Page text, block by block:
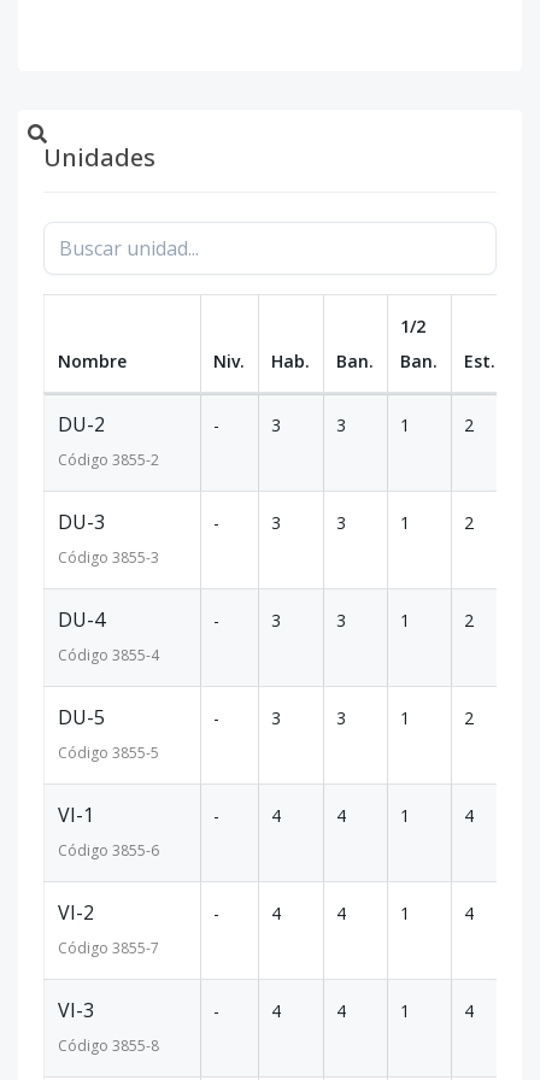
Unidades
Nombre Niv. Hab. Ban.
1/2
Ban.
Est.
DU-2
Código 3855-2
- 3 3 1 2
DU-3
Código 3855-3
- 3 3 1 2
DU-4
Código 3855-4
- 3 3 1 2
DU-5
Código 3855-5
- 3 3 1 2
VI-1
Código 3855-6
- 4 4 1 4
VI-2
Código 3855-7
- 4 4 1 4
VI-3
Código 3855-8
- 4 4 1 4